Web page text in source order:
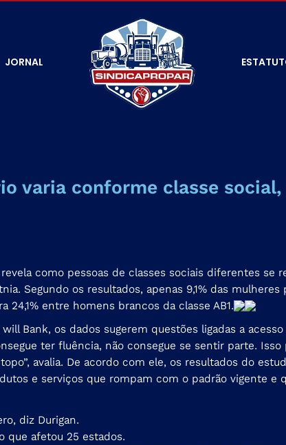
JORNAL
varia conforme classe
como pessoas de classes sociais diferentes se
Segundo os resultados, apenas 9,1% das
entre homens brancos da classe AB1.
Bank, os dados sugerem questões ligadas a
ter fluência, não consegue se sentir parte.
avalia. De acordo com ele, os resultados do
e serviços que rompam com o padrão vigente e
diz Durigan.
que afetou 25 estados.